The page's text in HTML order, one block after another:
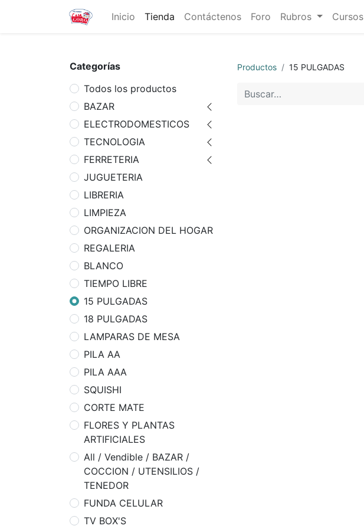
Inicio Tienda Contáctenos Foro Rubros Cursos
Categorías
Todos los productos
BAZAR
ELECTRODOMESTICOS
TECNOLOGIA
FERRETERIA
JUGUETERIA
LIBRERIA
LIMPIEZA
ORGANIZACION DEL HOGAR
REGALERIA
BLANCO
TIEMPO LIBRE
15 PULGADAS
18 PULGADAS
LAMPARAS DE MESA
PILA AA
PILA AAA
SQUISHI
CORTE MATE
FLORES Y PLANTAS
ARTIFICIALES
All / Vendible / BAZAR /
COCCION / UTENSILIOS /
TENEDOR
FUNDA CELULAR
TV BOX'S
Productos 15 PULGADAS